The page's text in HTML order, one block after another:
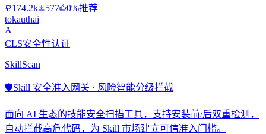
174.2k 577
0%推荐
tokauthai
A
CLS安全性认证
SkillScan
🛡️Skill 安全准入网关 · 风险智能分级拦截
面向 AI 生态的技能安全扫描工具，支持安装前/后双重检测，
自动拦截高危代码，为 Skill 市场建立可信准入门槛。